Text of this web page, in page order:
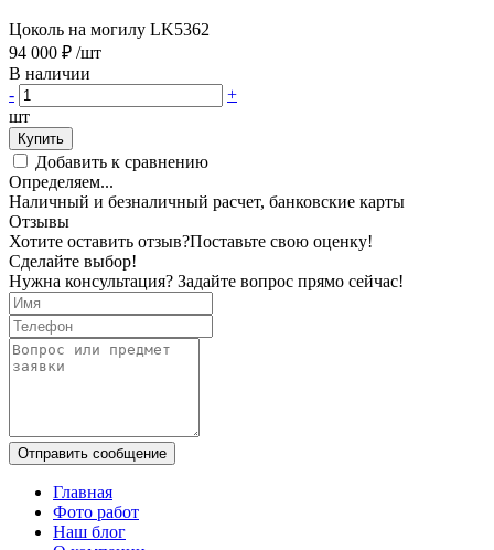
Цоколь на могилу LK5362
94 000 ₽ /шт
В наличии
-
+
шт
Купить
Добавить к сравнению
Определяем...
Наличный и безналичный расчет, банковские карты
Отзывы
Хотите оставить отзыв?Поставьте свою оценку!
Сделайте выбор!
Нужна консультация? Задайте вопрос прямо сейчас!
Отправить сообщение
Главная
Фото работ
Наш блог